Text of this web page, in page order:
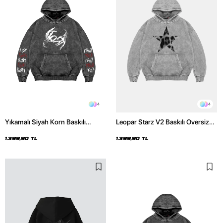
4
Yıkamalı Siyah Korn Baskılı
1.399,90 TL
4
Leopar Starz V2 Baskılı Oversize
Hoodie
1.399,90 TL